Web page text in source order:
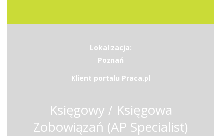
Lokalizacja:
Poznań
Klient portalu Praca.pl
Księgowy / Księgowa
Zobowiązań (AP Specialist)